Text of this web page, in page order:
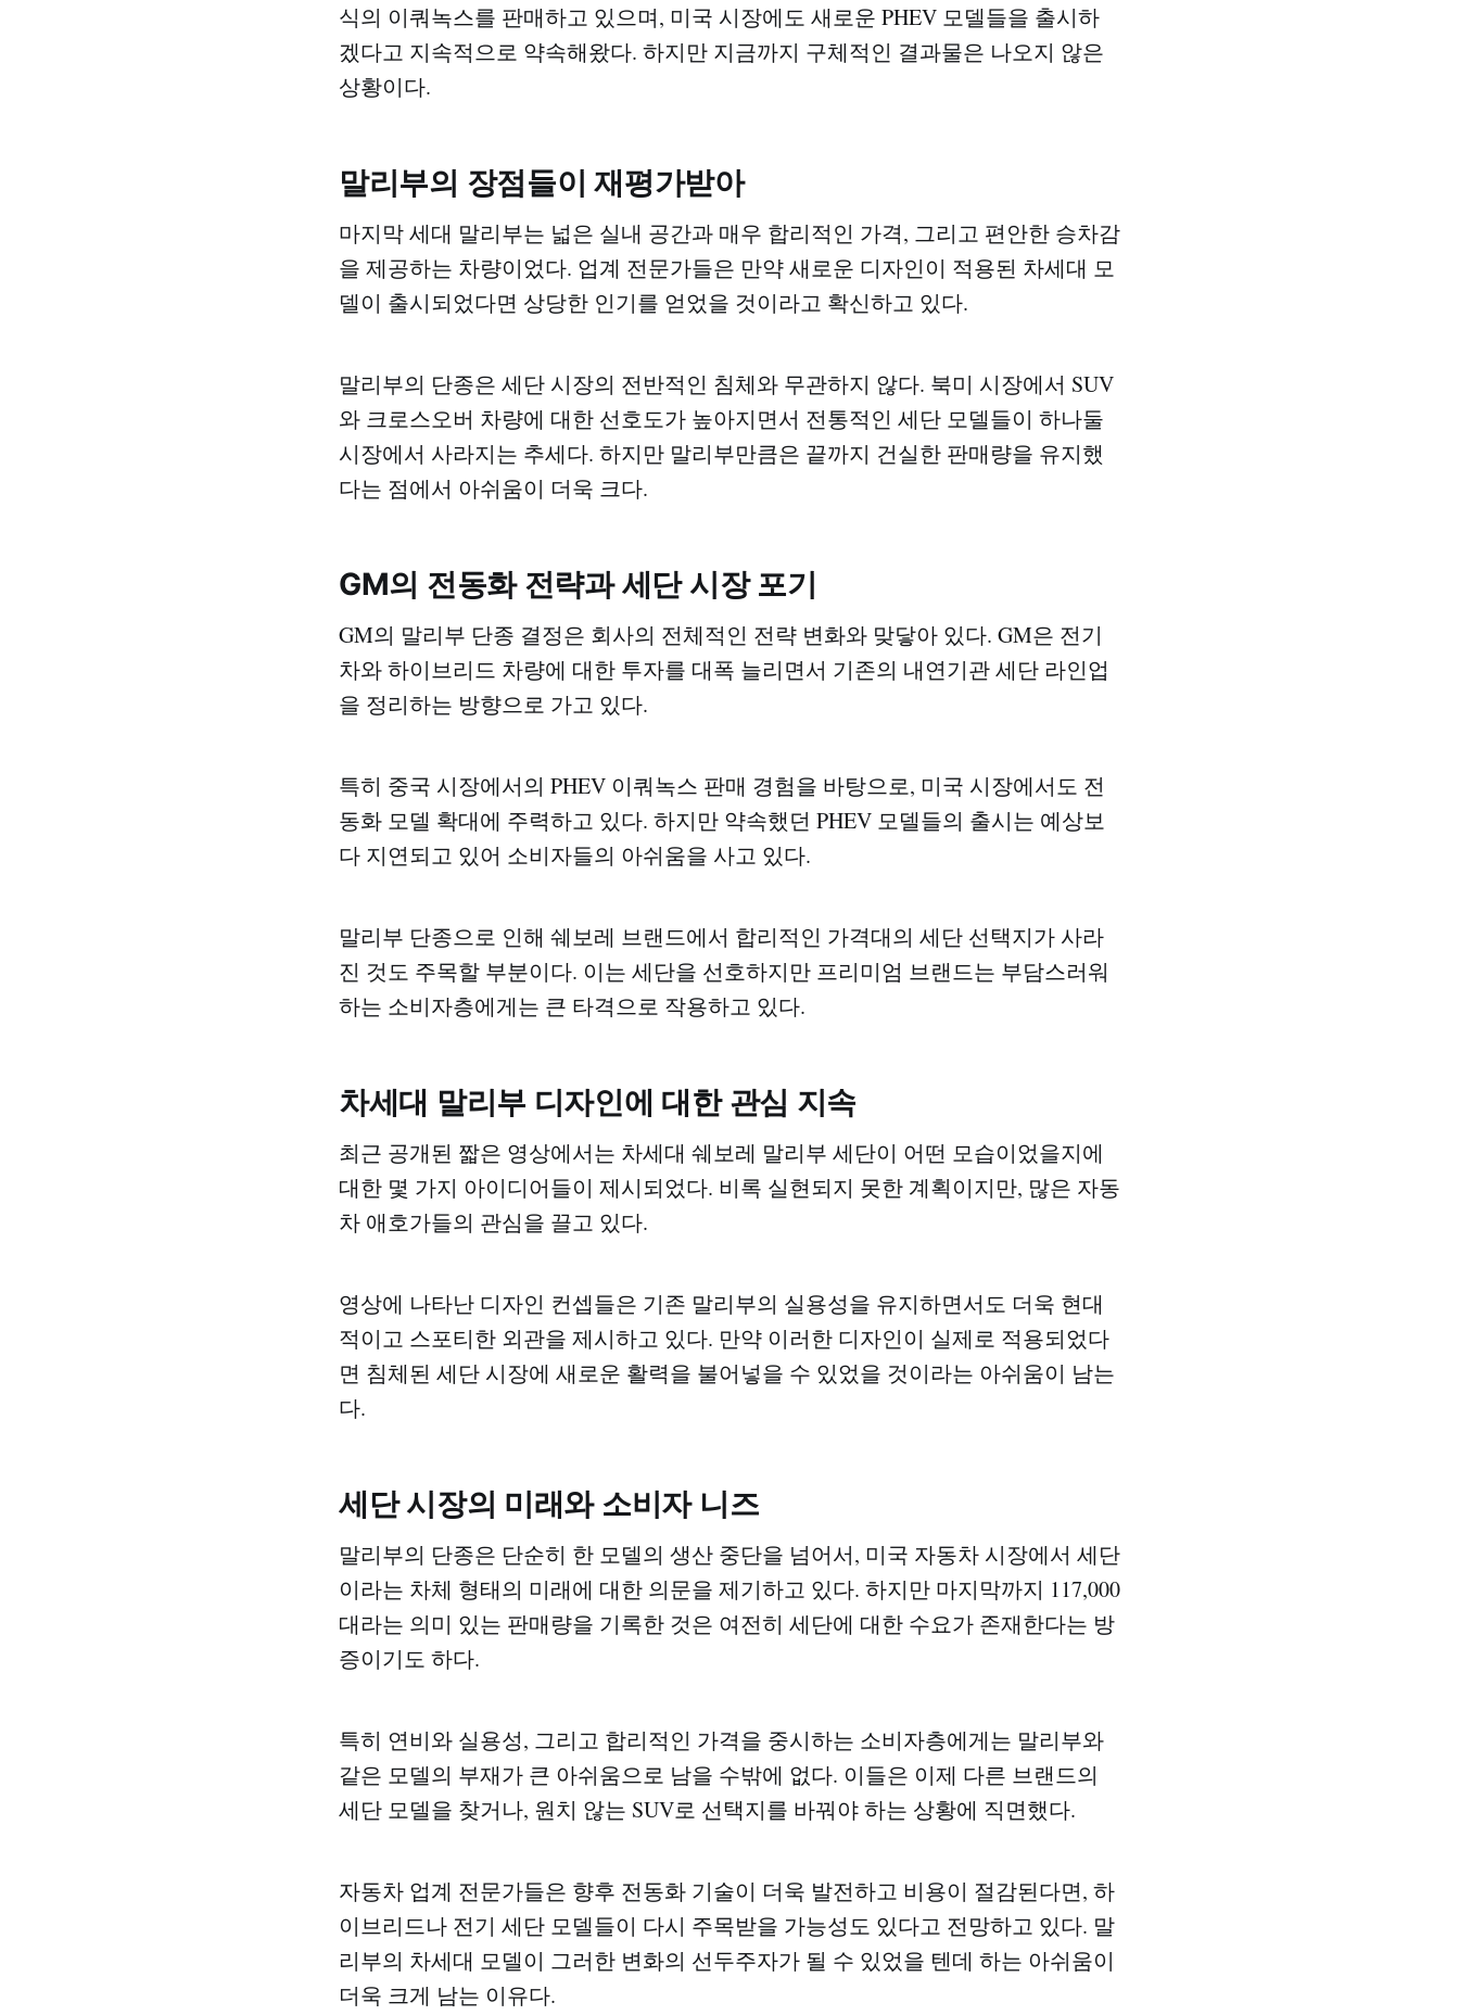
식의 이쿼녹스를 판매하고 있으며, 미국 시장에도 새로운 PHEV 모델들을 출시하
겠다고 지속적으로 약속해왔다. 하지만 지금까지 구체적인 결과물은 나오지 않은
상황이다.
말리부의 장점들이 재평가받아
마지막 세대 말리부는 넓은 실내 공간과 매우 합리적인 가격, 그리고 편안한 승차감
을 제공하는 차량이었다. 업계 전문가들은 만약 새로운 디자인이 적용된 차세대 모
델이 출시되었다면 상당한 인기를 얻었을 것이라고 확신하고 있다.
말리부의 단종은 세단 시장의 전반적인 침체와 무관하지 않다. 북미 시장에서 SUV
와 크로스오버 차량에 대한 선호도가 높아지면서 전통적인 세단 모델들이 하나둘
시장에서 사라지는 추세다. 하지만 말리부만큼은 끝까지 건실한 판매량을 유지했
다는 점에서 아쉬움이 더욱 크다.
GM의 전동화 전략과 세단 시장 포기
GM의 말리부 단종 결정은 회사의 전체적인 전략 변화와 맞닿아 있다. GM은 전기
차와 하이브리드 차량에 대한 투자를 대폭 늘리면서 기존의 내연기관 세단 라인업
을 정리하는 방향으로 가고 있다.
특히 중국 시장에서의 PHEV 이쿼녹스 판매 경험을 바탕으로, 미국 시장에서도 전
동화 모델 확대에 주력하고 있다. 하지만 약속했던 PHEV 모델들의 출시는 예상보
다 지연되고 있어 소비자들의 아쉬움을 사고 있다.
말리부 단종으로 인해 쉐보레 브랜드에서 합리적인 가격대의 세단 선택지가 사라
진 것도 주목할 부분이다. 이는 세단을 선호하지만 프리미엄 브랜드는 부담스러워
하는 소비자층에게는 큰 타격으로 작용하고 있다.
차세대 말리부 디자인에 대한 관심 지속
최근 공개된 짧은 영상에서는 차세대 쉐보레 말리부 세단이 어떤 모습이었을지에
대한 몇 가지 아이디어들이 제시되었다. 비록 실현되지 못한 계획이지만, 많은 자동
차 애호가들의 관심을 끌고 있다.
영상에 나타난 디자인 컨셉들은 기존 말리부의 실용성을 유지하면서도 더욱 현대
적이고 스포티한 외관을 제시하고 있다. 만약 이러한 디자인이 실제로 적용되었다
면 침체된 세단 시장에 새로운 활력을 불어넣을 수 있었을 것이라는 아쉬움이 남는
다.
세단 시장의 미래와 소비자 니즈
말리부의 단종은 단순히 한 모델의 생산 중단을 넘어서, 미국 자동차 시장에서 세단
이라는 차체 형태의 미래에 대한 의문을 제기하고 있다. 하지만 마지막까지 117,000
대라는 의미 있는 판매량을 기록한 것은 여전히 세단에 대한 수요가 존재한다는 방
증이기도 하다.
특히 연비와 실용성, 그리고 합리적인 가격을 중시하는 소비자층에게는 말리부와
같은 모델의 부재가 큰 아쉬움으로 남을 수밖에 없다. 이들은 이제 다른 브랜드의
세단 모델을 찾거나, 원치 않는 SUV로 선택지를 바꿔야 하는 상황에 직면했다.
자동차 업계 전문가들은 향후 전동화 기술이 더욱 발전하고 비용이 절감된다면, 하
이브리드나 전기 세단 모델들이 다시 주목받을 가능성도 있다고 전망하고 있다. 말
리부의 차세대 모델이 그러한 변화의 선두주자가 될 수 있었을 텐데 하는 아쉬움이
더욱 크게 남는 이유다.